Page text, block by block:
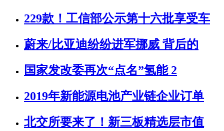
229款！工信部公示第十六批享受车
蔚来/比亚迪纷纷进军挪威 背后的
国家发改委再次“点名”氢能 2
2019年新能源电池产业链企业订单
北交所要来了！新三板精选层市值